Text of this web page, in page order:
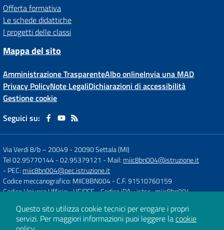
Offerta formativa
Le schede didattiche
I progetti delle classi
Mappa del sito
Amministrazione TrasparenteAlbo onlineInvia una MAD
Privacy PolicyNote LegaliDichiarazioni di accessibilità
Gestione cookie
Seguici su:
Via Verdi 8/b – 20049 -20090 Settala (MI)
Tel 02.95770144 - 02.95379121 - Mail: miic8bn004@istruzione.it
- PEC: miic8bn004@pec.istruzione.it
Codice meccanografico: MIIC8BN004- C.F. 91510760159
Codice Univoco Ufficio: : UFJPFE- Codice iPA: : istsc_miic8bn004
Concept & Design by
Designers Italia
Questo sito utilizza cookie tecnici per erogare i propri
servizi. Per maggiori informazioni puoi leggere lacookie